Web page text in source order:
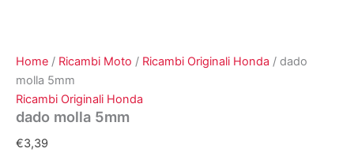
Home / Ricambi Moto / Ricambi Originali Honda / dado
molla 5mm
Ricambi Originali Honda
dado molla 5mm
€3,39